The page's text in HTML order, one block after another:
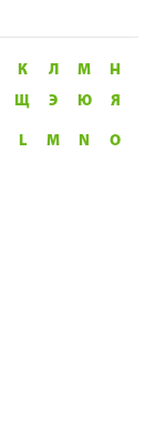
К Л М
Н
Щ Э Ю Я
L M N
O